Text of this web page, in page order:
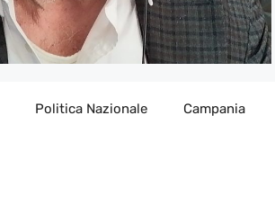
Politica Nazionale Campania